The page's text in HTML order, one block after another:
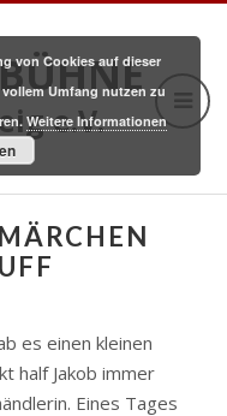
e.V.
es einen kleinen
half Jakob immer
Eines Tages
von Cookies auf dieser
Umfang nutzen zu
Weitere Informationen